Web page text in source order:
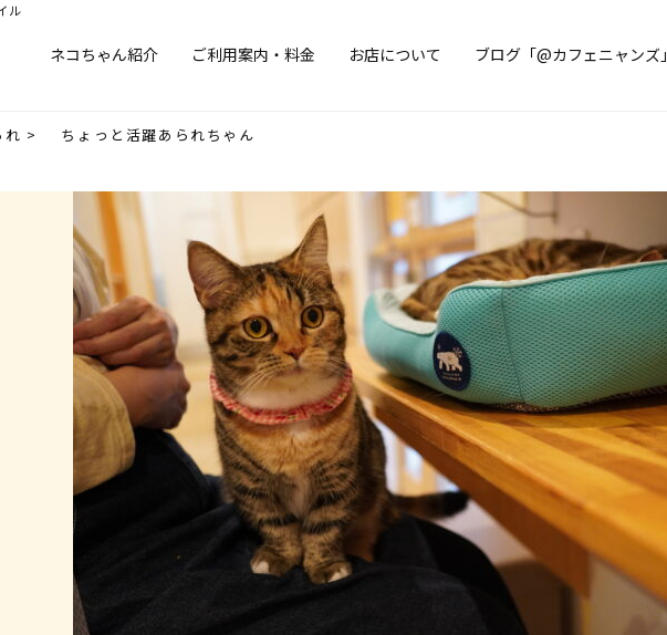
ル
ネコちゃん紹介 ご利用案内・料金 お店について ブログ「@カフェニャンズ」
れ > ちょっと活躍あられちゃん